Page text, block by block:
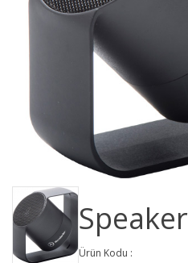
Speaker
Ürün Kodu :